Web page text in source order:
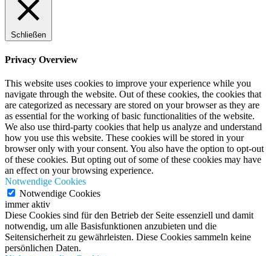
Schließen
Privacy Overview
This website uses cookies to improve your experience while you
navigate through the website. Out of these cookies, the cookies that
are categorized as necessary are stored on your browser as they are
as essential for the working of basic functionalities of the website.
We also use third-party cookies that help us analyze and understand
how you use this website. These cookies will be stored in your
browser only with your consent. You also have the option to opt-out
of these cookies. But opting out of some of these cookies may have
an effect on your browsing experience.
Notwendige Cookies
Notwendige Cookies
immer aktiv
Diese Cookies sind für den Betrieb der Seite essenziell und damit
notwendig, um alle Basisfunktionen anzubieten und die
Seitensicherheit zu gewährleisten. Diese Cookies sammeln keine
persönlichen Daten.